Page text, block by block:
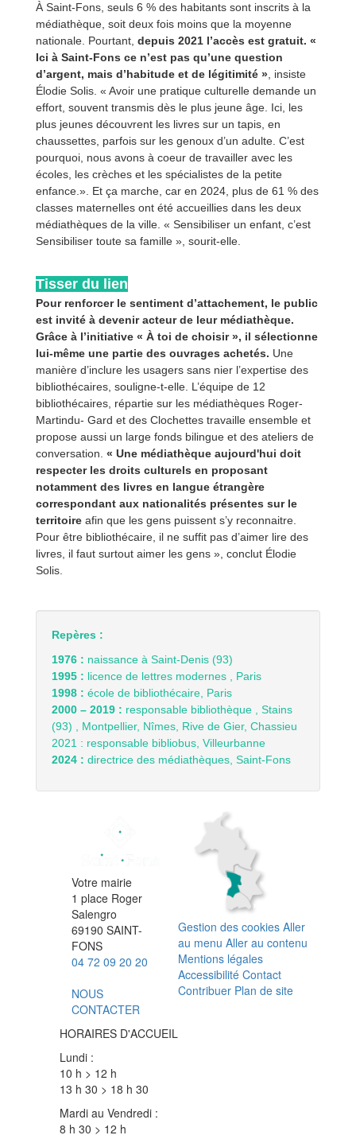
À Saint-Fons, seuls 6 % des habitants sont inscrits à la
médiathèque, soit deux fois moins que la moyenne
nationale. Pourtant, depuis 2021 l’accès est gratuit. «
Ici à Saint-Fons ce n’est pas qu’une question
d’argent, mais d’habitude et de légitimité », insiste
Élodie Solis. « Avoir une pratique culturelle demande un
effort, souvent transmis dès le plus jeune âge. Ici, les
plus jeunes découvrent les livres sur un tapis, en
chaussettes, parfois sur les genoux d’un adulte. C’est
pourquoi, nous avons à coeur de travailler avec les
écoles, les crèches et les spécialistes de la petite
enfance.». Et ça marche, car en 2024, plus de 61 % des
classes maternelles ont été accueillies dans les deux
médiathèques de la ville. « Sensibiliser un enfant, c’est
Sensibiliser toute sa famille », sourit-elle.
Tisser du lien
Pour renforcer le sentiment d’attachement, le public
est invité à devenir acteur de leur médiathèque.
Grâce à l’initiative « À toi de choisir », il sélectionne
lui-même une partie des ouvrages achetés. Une
manière d’inclure les usagers sans nier l’expertise des
bibliothécaires, souligne-t-elle. L’équipe de 12
bibliothécaires, répartie sur les médiathèques Roger-
Martindu- Gard et des Clochettes travaille ensemble et
propose aussi un large fonds bilingue et des ateliers de
conversation. « Une médiathèque aujourd'hui doit
respecter les droits culturels en proposant
notamment des livres en langue étrangère
correspondant aux nationalités présentes sur le
territoire afin que les gens puissent s’y reconnaitre.
Pour être bibliothécaire, il ne suffit pas d’aimer lire des
livres, il faut surtout aimer les gens », conclut Élodie
Solis.
Repères :
1976 : naissance à Saint-Denis (93)
1995 : licence de lettres modernes , Paris
1998 : école de bibliothécaire, Paris
2000 – 2019 : responsable bibliothèque , Stains
(93) , Montpellier, Nîmes, Rive de Gier, Chassieu
2021 : responsable bibliobus, Villeurbanne
2024 : directrice des médiathèques, Saint-Fons
Votre mairie
1 place Roger
Salengro
69190 SAINT-
FONS
04 72 09 20 20
NOUS
CONTACTER
HORAIRES D'ACCUEIL
Lundi :
10 h > 12 h
13 h 30 > 18 h 30
Mardi au Vendredi :
8 h 30 > 12 h
Gestion des cookies Aller
au menu Aller au contenu
Mentions légales
Accessibilité Contact
Contribuer Plan de site